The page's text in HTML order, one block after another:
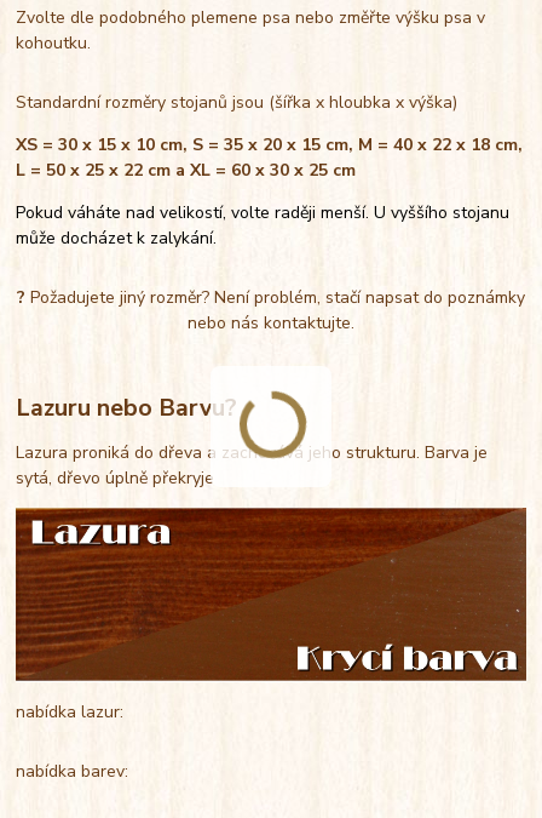
Zvolte dle podobného plemene psa nebo změřte výšku psa v
kohoutku.
Standardní rozměry stojanů jsou (šířka x hloubka x výška)
XS = 30 x 15 x 10 cm, S = 35 x 20 x 15 cm, M = 40 x 22 x 18 cm,
L = 50 x 25 x 22 cm a XL = 60 x 30 x 25 cm
Pokud váháte nad velikostí, volte raději menší. U vyššího stojanu
může docházet k zalykání.
? Požadujete jiný rozměr? Není problém, stačí napsat do poznámky
nebo nás kontaktujte.
Lazuru nebo Barvu?
Lazura proniká do dřeva a zachovává jeho strukturu. Barva je
sytá, dřevo úplně překryje
nabídka lazur:
nabídka barev: